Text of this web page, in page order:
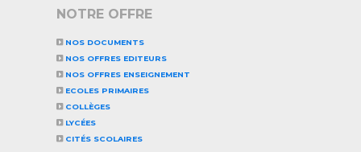
NOTRE OFFRE
NOS DOCUMENTS
NOS OFFRES EDITEURS
NOS OFFRES ENSEIGNEMENT
ECOLES PRIMAIRES
COLLÈGES
LYCÉES
CITÉS SCOLAIRES